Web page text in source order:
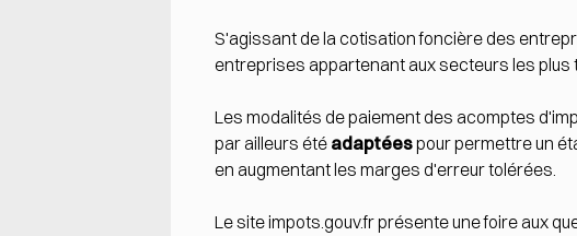
S'agissant de la cotisation foncière des
entreprises appartenant aux secteurs les plus
Les modalités de paiement des acomptes
par ailleurs été adaptéespour permettre un
en augmentant les marges d'erreur tolérées.
Le siteimpots.gouv.frprésente unefoire aux